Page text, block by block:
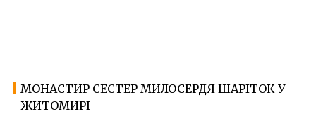
26.03.2023
Ф
МОНАСТИР СЕСТЕР МИЛОСЕРДЯ ШАРІТОК У
ЖИТОМИРІ